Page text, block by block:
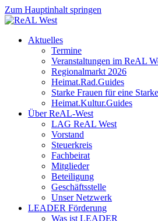
Zum Hauptinhalt springen
Aktuelles
Termine
Veranstaltungen im ReAL
Regionalmarkt 2026
Heimat.Rad.Guides
Starke Frauen für eine
Heimat.Kultur.Guides
Über ReAL-West
LAG ReAL West
Vorstand
Steuerkreis
Fachbeirat
Mitglieder
Beteiligung
Geschäftsstelle
Unser Netzwerk
LEADER Förderung
Was ist LEADER